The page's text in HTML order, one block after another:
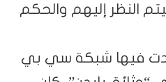
النظر إليهم والحكم
فيها شبكة سي بي